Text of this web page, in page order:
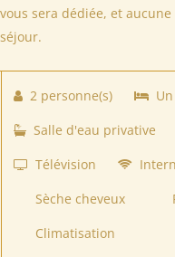
vous sera dédiée, et
séjour.
2 personne(s)
Salle d'eau privative
Télévision
Sèche cheveux
Climatisation